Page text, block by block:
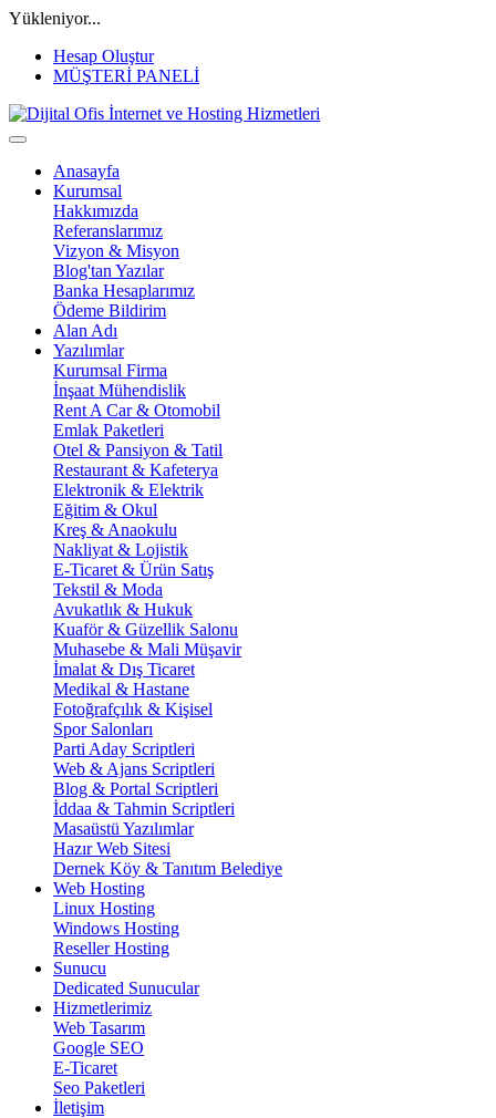
Yükleniyor...
Hesap Oluştur
MÜŞTERİ PANELİ
Anasayfa
Kurumsal
Hakkımızda
Referanslarımız
Vizyon & Misyon
Blog'tan Yazılar
Banka Hesaplarımız
Ödeme Bildirim
Alan Adı
Yazılımlar
Kurumsal Firma
İnşaat Mühendislik
Rent A Car & Otomobil
Emlak Paketleri
Otel & Pansiyon & Tatil
Restaurant & Kafeterya
Elektronik & Elektrik
Eğitim & Okul
Kreş & Anaokulu
Nakliyat & Lojistik
E-Ticaret & Ürün Satış
Tekstil & Moda
Avukatlık & Hukuk
Kuaför & Güzellik Salonu
Muhasebe & Mali Müşavir
İmalat & Dış Ticaret
Medikal & Hastane
Fotoğrafçılık & Kişisel
Spor Salonları
Parti Aday Scriptleri
Web & Ajans Scriptleri
Blog & Portal Scriptleri
İddaa & Tahmin Scriptleri
Masaüstü Yazılımlar
Hazır Web Sitesi
Dernek Köy & Tanıtım Belediye
Web Hosting
Linux Hosting
Windows Hosting
Reseller Hosting
Sunucu
Dedicated Sunucular
Hizmetlerimiz
Web Tasarım
Google SEO
E-Ticaret
Seo Paketleri
İletişim